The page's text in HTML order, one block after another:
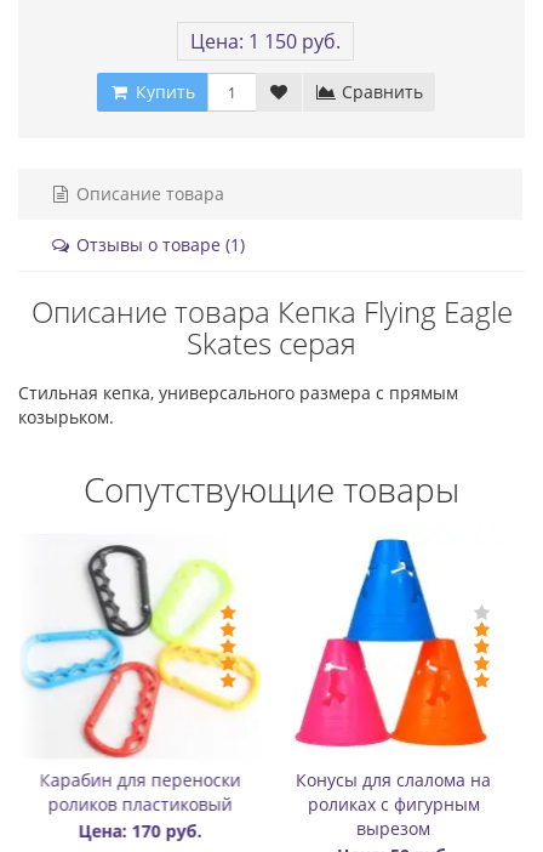
Цена: 1 150 руб.
Купить Сравнить
Описание товара
Отзывы о товаре (1)
Описание товара Кепка Flying Eagle
Skates серая
Стильная кепка, универсального размера с прямым
козырьком.
Сопутствующие товары
для слалома на
с фигурным
вырезом
Значок (пин) металлический
Rollbay - Огонь
Цена: 300 руб.
Бафф